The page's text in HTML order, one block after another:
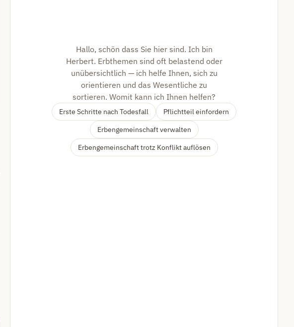
Hallo, schön dass Sie hier sind. Ich bin
Herbert. Erbthemen sind oft belastend oder
unübersichtlich — ich helfe Ihnen, sich zu
orientieren und das Wesentliche zu
sortieren. Womit kann ich Ihnen helfen?
Erste Schritte nach Todesfall
Pflichtteil einfordern
Erbengemeinschaft verwalten
Erbengemeinschaft trotz Konflikt auflösen